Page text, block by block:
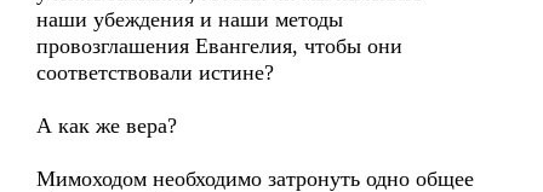
наши убеждения и наши методы
провозглашения Евангелия, чтобы они
соответствовали истине?
А как же вера?
Мимоходом необходимо затронуть одно общее